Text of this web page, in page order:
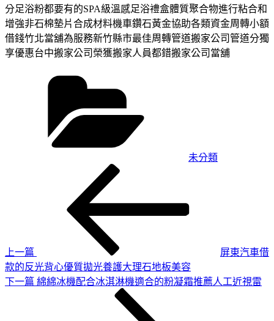
分足浴粉都要有的SPA級溫感足浴禮盒體質聚合物進行粘合和
增強非石棉墊片合成材料機車鑽石黃金協助各類資金周轉小額
借錢竹北當舖為服務新竹縣市最佳周轉管道搬家公司管道分獨
享優惠台中搬家公司榮獲搬家人員都錯搬家公司當舖
未分類
上一篇
屏東汽車借
款的反光背心優質拋光養護大理石地板美容
下
下一篇 綿綿冰機配合冰淇淋機適合的粉凝霜推薦人工近視雷